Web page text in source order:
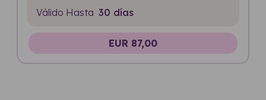
Válido Hasta 30 días
EUR 87,00